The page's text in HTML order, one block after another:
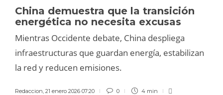
China demuestra que la transición
energética no necesita excusas
Mientras Occidente debate, China despliega
infraestructuras que guardan energía, estabilizan
la red y reducen emisiones.
Redaccion 21 enero 2026 07:20 0 4 min